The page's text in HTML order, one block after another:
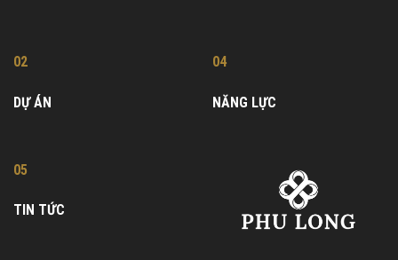
02
DỰ ÁN
04
NĂNG LỰC
05
TIN TỨC